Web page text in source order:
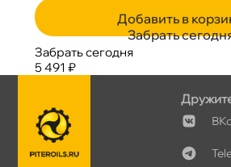
Добавить в
Забрать
Забрать сегодня
5 491 ₽